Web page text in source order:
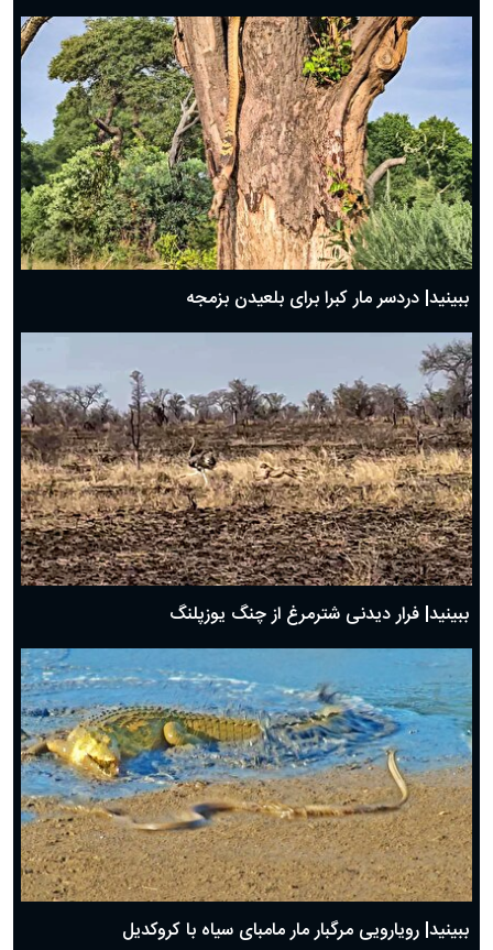
ببینید| دردسر مار کبرا برای بلعیدن بزمجه
ببینید| فرار دیدنی شترمرغ از چنگ یوزپلنگ
ببینید| رویارویی مرگبار مار مامبای سیاه با کروکدیل